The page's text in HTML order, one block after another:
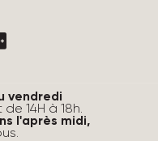
vendredi
de 14H à 18h.
l'après midi,